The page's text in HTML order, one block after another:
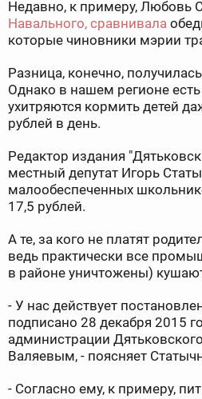
Недавно, к примеру, Любовь
Навального, сравнивала
которые чиновники мэрии
Разница, конечно,
Однако в нашем регионе
ухитряются кормить детей
рублей в день.
Редактор издания
местный депутат Игорь
малообеспеченных
17,5 рублей.
А те, за кого не платят
ведь практически все
в районе уничтожены)
- У нас действует
подписано 28 декабря 2015
администрации
Валяевым, - поясняет
- Согласно ему, к примеру,